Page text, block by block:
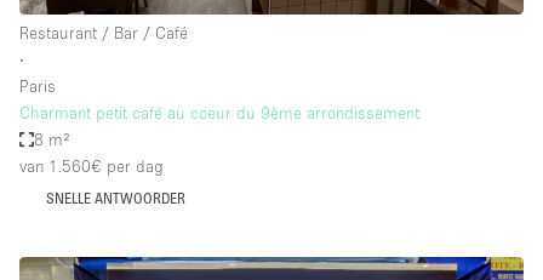
Restaurant / Bar / Café
∙
Paris
Charmant petit café au coeur du 9ème arrondissement
8 m²
van 1.560€ per dag
SNELLE ANTWOORDER